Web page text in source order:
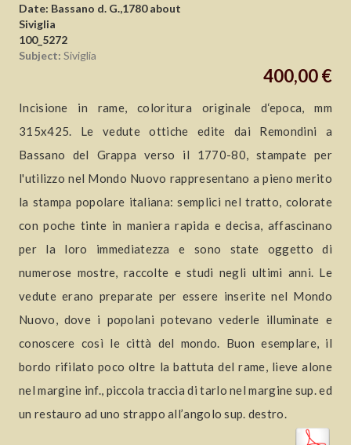
Date: Bassano d. G.,1780 about
Siviglia
100_5272
Subject: Siviglia
400,00 €
Incisione in rame, coloritura originale d‘epoca, mm
315x425. Le vedute ottiche edite dai Remondini a
Bassano del Grappa verso il 1770-80, stampate per
l'utilizzo nel Mondo Nuovo rappresentano a pieno merito
la stampa popolare italiana: semplici nel tratto, colorate
con poche tinte in maniera rapida e decisa, affascinano
per la loro immediatezza e sono state oggetto di
numerose mostre, raccolte e studi negli ultimi anni. Le
vedute erano preparate per essere inserite nel Mondo
Nuovo, dove i popolani potevano vederle illuminate e
conoscere così le città del mondo. Buon esemplare, il
bordo rifilato poco oltre la battuta del rame, lieve alone
nel margine inf., piccola traccia di tarlo nel margine sup. ed
un restauro ad uno strappo all’angolo sup. destro.